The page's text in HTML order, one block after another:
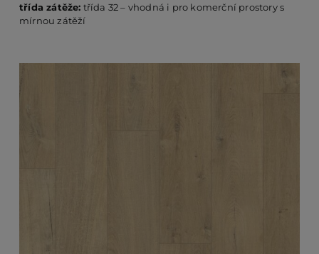
třída zátěže: třída 32 – vhodná i pro komerční prostory s
mírnou zátěží